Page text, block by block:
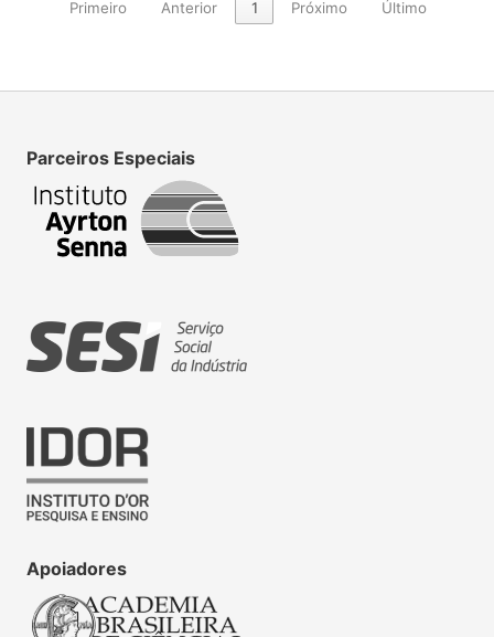
Primeiro Anterior 1 Próximo Último
Parceiros Especiais
Apoiadores